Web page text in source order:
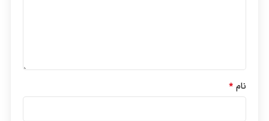
نام *